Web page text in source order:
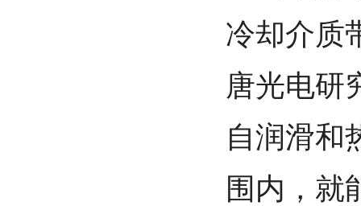
冷却介质
唐光电研
自润滑和
围内，就